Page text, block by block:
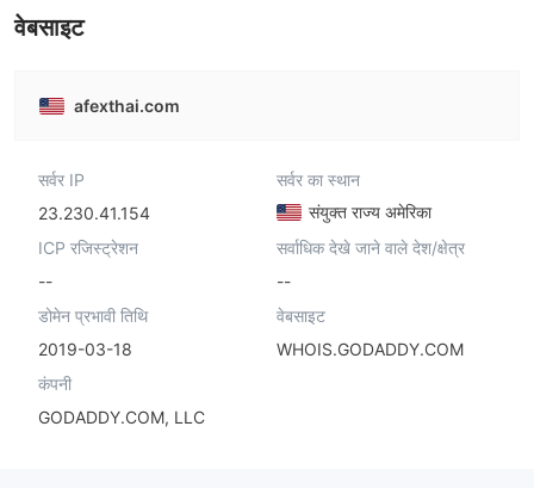
वेबसाइट
afexthai.com
सर्वर IP
23.230.41.154
सर्वर का स्थान
संयुक्त राज्य अमेरिका
ICP रजिस्ट्रेशन
--
सर्वाधिक देखे जाने वाले देश/क्षेत्र
--
डोमेन प्रभावी तिथि
2019-03-18
वेबसाइट
WHOIS.GODADDY.COM
कंपनी
GODADDY.COM, LLC